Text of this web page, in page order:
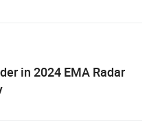
in 2024 EMA Radar